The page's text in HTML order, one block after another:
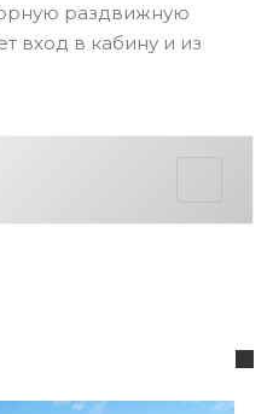
раздвижную
вход в кабину и из